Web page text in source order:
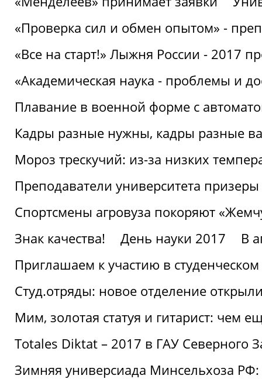
«Проверка сил и обмен опытом» -
«Все на старт!» Лыжня России - 2017
«Академическая наука - проблемы и
Плавание в военной форме с
Кадры разные нужны, кадры разные
Мороз трескучий: из-за низких
Преподаватели университета
Спортсмены агровуза покоряют
Знак качества!
День науки 2017
В
Приглашаем к участию в
Студ.отряды: новое отделение
Мим, золотая статуя и гитарист: чем
Totales Diktat – 2017 в ГАУ Северного
Зимняя универсиада Минсельхоза